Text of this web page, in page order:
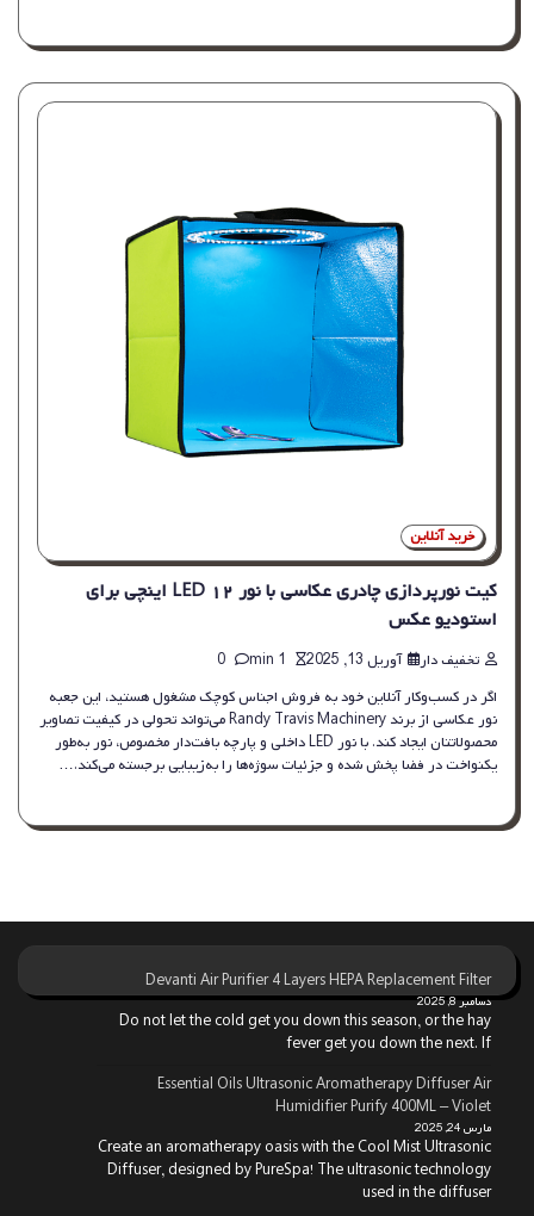
خرید آنلاین
کیت نورپردازی چادری عکاسی با نور LED ۱۲ اینچی برای
استودیو عکس
تخفیف دار آوریل 13, 2025
اگر در کسب‌وکار آنلاین خود به فروش اجناس کوچک مشغول هستید، این جعبه
نور عکاسی از برند Randy Travis Machinery می‌تواند تحولی در کیفیت تصاویر
محصولاتتان ایجاد کند. با نور LED داخلی و پارچه بافت‌دار مخصوص، نور به‌طور
یکنواخت در فضا پخش شده و جزئیات سوژه‌ها را به‌زیبایی برجسته می‌کند.…
Devanti Air Purifier 4 Layers HEPA Replacement Filter
دسامبر 8, 2025
Do not let the cold get you down this season, or the hay
fever get you down the next. If
Essential Oils Ultrasonic Aromatherapy Diffuser Air
Humidifier Purify 400ML – Violet
مارس 24, 2025
Create an aromatherapy oasis with the Cool Mist Ultrasonic
Diffuser, designed by PureSpa! The ultrasonic technology
used in the diffuser